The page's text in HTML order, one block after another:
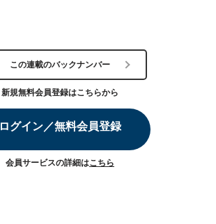
この連載のバックナンバー
新規無料会員登録はこちらから
ログイン／無料会員登録
会員サービスの詳細はこちら